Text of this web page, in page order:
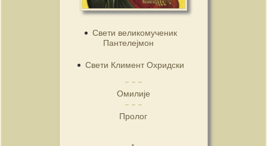
Свети великомученик
Пантелејмон
Свети Климент Охридски
Омилије
Пролог